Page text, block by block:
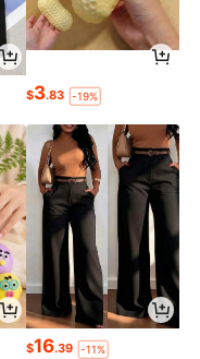
$3.83 -19%
$16.39 -11%